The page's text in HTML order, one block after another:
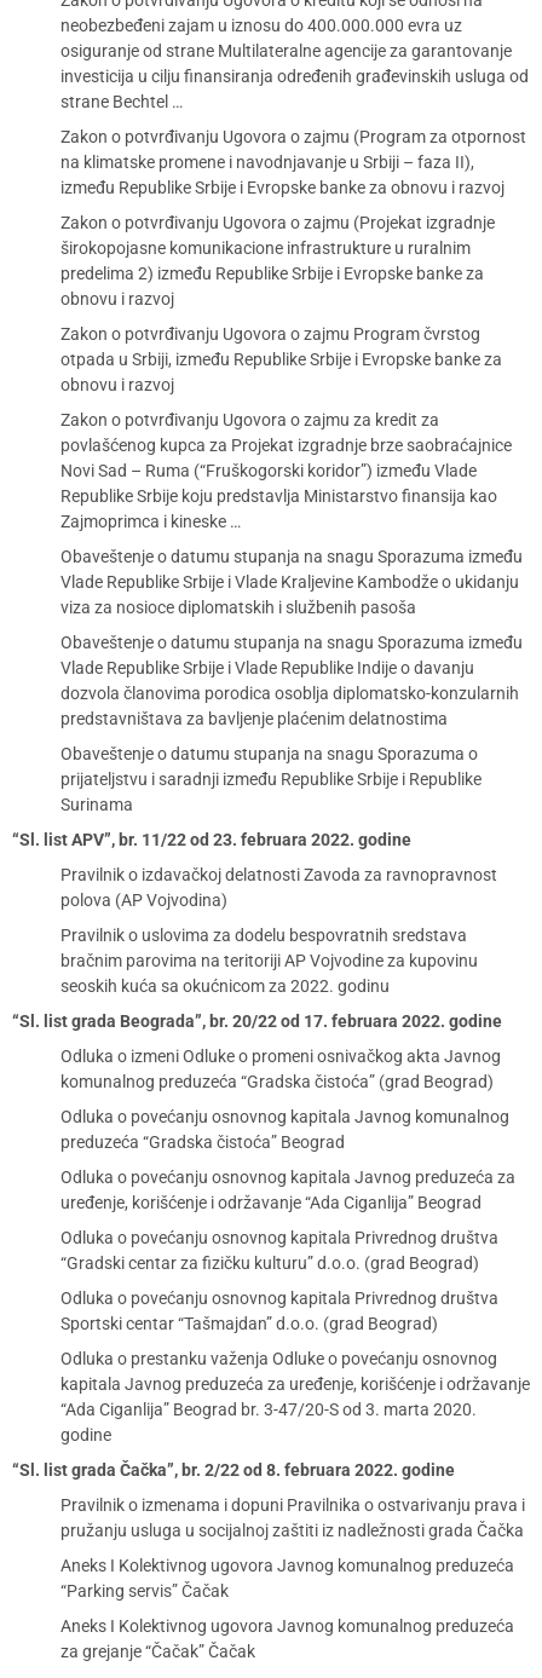
neobezbeđeni zajam u iznosu do 400.000.000 evra uz
osiguranje od strane Multilateralne agencije za garantovanje
investicija u cilju finansiranja određenih građevinskih usluga od
strane Bechtel …
Zakon o potvrđivanju Ugovora o zajmu (Program za otpornost
na klimatske promene i navodnjavanje u Srbiji – faza II),
između Republike Srbije i Evropske banke za obnovu i razvoj
Zakon o potvrđivanju Ugovora o zajmu (Projekat izgradnje
širokopojasne komunikacione infrastrukture u ruralnim
predelima 2) između Republike Srbije i Evropske banke za
obnovu i razvoj
Zakon o potvrđivanju Ugovora o zajmu Program čvrstog
otpada u Srbiji, između Republike Srbije i Evropske banke za
obnovu i razvoj
Zakon o potvrđivanju Ugovora o zajmu za kredit za
povlašćenog kupca za Projekat izgradnje brze saobraćajnice
Novi Sad – Ruma (“Fruškogorski koridor”) između Vlade
Republike Srbije koju predstavlja Ministarstvo finansija kao
Zajmoprimca i kineske …
Obaveštenje o datumu stupanja na snagu Sporazuma između
Vlade Republike Srbije i Vlade Kraljevine Kambodže o ukidanju
viza za nosioce diplomatskih i službenih pasoša
Obaveštenje o datumu stupanja na snagu Sporazuma između
Vlade Republike Srbije i Vlade Republike Indije o davanju
dozvola članovima porodica osoblja diplomatsko-konzularnih
predstavništava za bavljenje plaćenim delatnostima
Obaveštenje o datumu stupanja na snagu Sporazuma o
prijateljstvu i saradnji između Republike Srbije i Republike
Surinama
“Sl. list APV”, br. 11/22 od 23. februara 2022. godine
Pravilnik o izdavačkoj delatnosti Zavoda za ravnopravnost
polova (AP Vojvodina)
Pravilnik o uslovima za dodelu bespovratnih sredstava
bračnim parovima na teritoriji AP Vojvodine za kupovinu
seoskih kuća sa okućnicom za 2022. godinu
“Sl. list grada Beograda”, br. 20/22 od 17. februara 2022. godine
Odluka o izmeni Odluke o promeni osnivačkog akta Javnog
komunalnog preduzeća “Gradska čistoća” (grad Beograd)
Odluka o povećanju osnovnog kapitala Javnog komunalnog
preduzeća “Gradska čistoća” Beograd
Odluka o povećanju osnovnog kapitala Javnog preduzeća za
uređenje, korišćenje i održavanje “Ada Ciganlija” Beograd
Odluka o povećanju osnovnog kapitala Privrednog društva
“Gradski centar za fizičku kulturu” d.o.o. (grad Beograd)
Odluka o povećanju osnovnog kapitala Privrednog društva
Sportski centar “Tašmajdan” d.o.o. (grad Beograd)
Odluka o prestanku važenja Odluke o povećanju osnovnog
kapitala Javnog preduzeća za uređenje, korišćenje i održavanje
“Ada Ciganlija” Beograd br. 3-47/20-S od 3. marta 2020.
godine
“Sl. list grada Čačka”, br. 2/22 od 8. februara 2022. godine
Pravilnik o izmenama i dopuni Pravilnika o ostvarivanju prava i
pružanju usluga u socijalnoj zaštiti iz nadležnosti grada Čačka
Aneks I Kolektivnog ugovora Javnog komunalnog preduzeća
“Parking servis” Čačak
Aneks I Kolektivnog ugovora Javnog komunalnog preduzeća
za grejanje “Čačak” Čačak